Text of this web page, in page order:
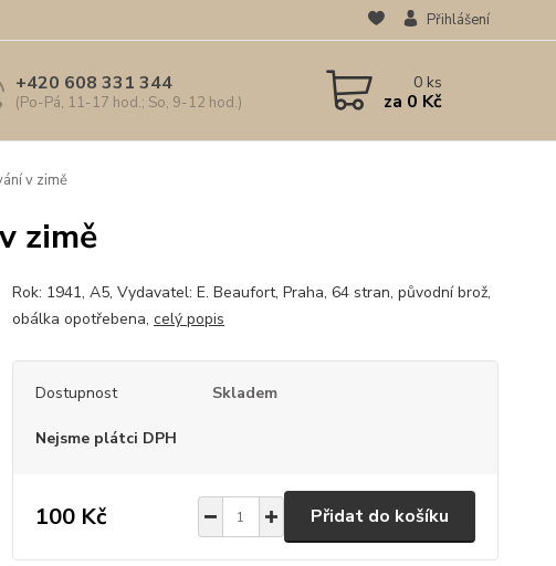
Přihlášení
+420 608 331 344
(Po-Pá, 11-17 hod.; So, 9-12 hod.)
0ks
za 0 Kč
v zimě
zimě
Rok: 1941, A5, Vydavatel: E. Beaufort, Praha, 64 stran, původní brož,
obálka opotřebena, celý popis
Dostupnost Skladem
Nejsme plátci DPH
100 Kč Přidat do košíku